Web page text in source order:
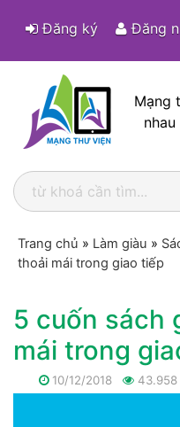
Đăng ký Đăng
Mạng
Trang chủ » Làm giàu »
thoải mái trong giao tiếp
5 cuốn sách
mái trong
10/12/2018 43.958